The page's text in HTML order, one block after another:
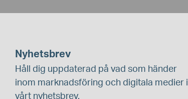
Nyhetsbrev
Håll dig uppdaterad på vad som händer
inom marknadsföring och digitala medier i
vårt nyhetsbrev.